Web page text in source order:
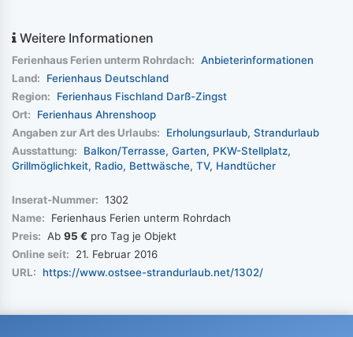
Weitere Informationen
Ferienhaus Ferien unterm Rohrdach: Anbieterinformationen
Land:
Ferienhaus Deutschland
Region:
Ferienhaus Fischland Darß-Zingst
Ort:
Ferienhaus Ahrenshoop
Angaben zur Art des Urlaubs:
Erholungsurlaub Strandurlaub
Ausstattung:
Balkon/Terrasse Garten
PKW-Stellplatz
Grillmöglichkeit Radio Bettwäsche TV Handtücher
Inserat-Nummer: 1302
Name:
Ferienhaus Ferien unterm Rohrdach
Preis: Ab 95 € pro Tag je Objekt
Online seit:
21. Februar 2016
URL:
https://www.ostsee-strandurlaub.net/1302/